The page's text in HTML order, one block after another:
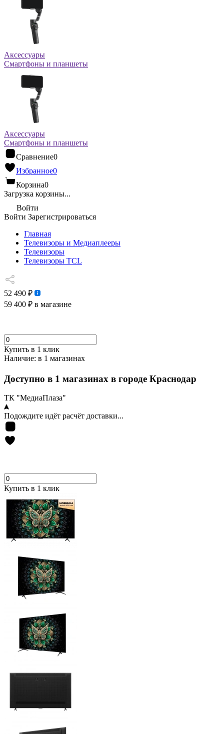
Аксессуары
Смартфоны и планшеты
Аксессуары
Смартфоны и планшеты
Сравнение0
Избранное0
Корзина0
Загрузка корзины...
Войти
Войти Зарегистрироваться
Главная
Телевизоры и Медиаплееры
Телевизоры
Телевизоры TCL
52 490 ₽
59 400 ₽ в магазине
Купить в 1 клик
Наличие: в 1 магазинах
Доступно в 1 магазинах в городе Краснодар
ТК "МедиаПлаза"
Подождите идёт расчёт доставки...
Купить в 1 клик